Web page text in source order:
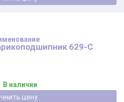
629-C
В наличии
Уточнить цену